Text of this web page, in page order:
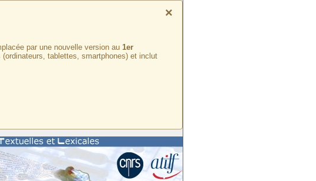
×
par une nouvelle version au 1er
tablettes, smartphones) et inclut